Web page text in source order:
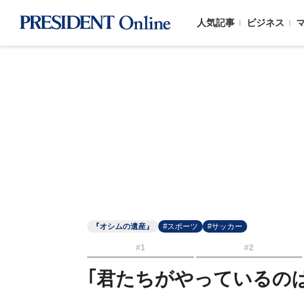
人気記事 ビジネス
『オシムの遺産』 #スポーツ #サッカー
#1 #2
｢君たちがやっているの